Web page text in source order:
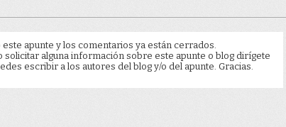
apunte y los comentarios ya están cerrados.
solicitar alguna información sobre este apunte o blog dirígete
escribir a los autores del blog y/o del apunte. Gracias.